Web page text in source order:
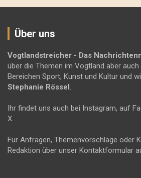
Über uns
Vogtlandstreicher - Das
über die Themen im Vogtland aber
Bereichen Sport, Kunst und Kultur und
Stephanie Rössel.
Ihr findet uns auch bei Instagram, auf
X.
Für Anfragen, Themenvorschläge oder
Redaktion über unser Kontaktformular